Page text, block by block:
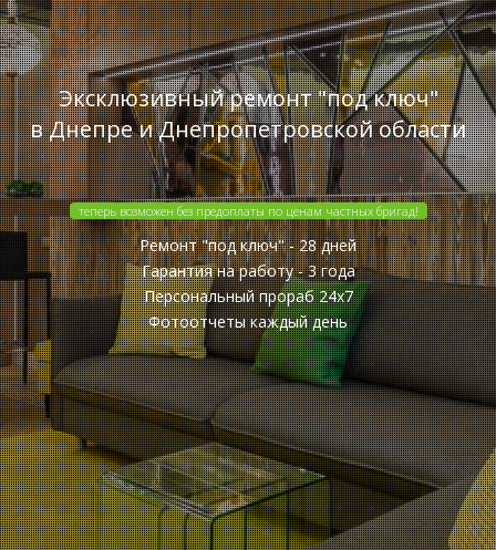
Эксклюзивный ремонт "под ключ"
в Днепре и Днепропетровской области
теперь возможен без предоплаты по ценам частных бригад!
Ремонт "под ключ" - 28 дней
Гарантия на работу - 3 года
Персональный прораб 24x7
Фотоотчеты каждый день